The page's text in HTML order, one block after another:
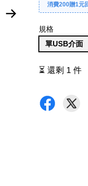
消費200贈1元
規格
單USB介面
⏳ 還剩 1 件